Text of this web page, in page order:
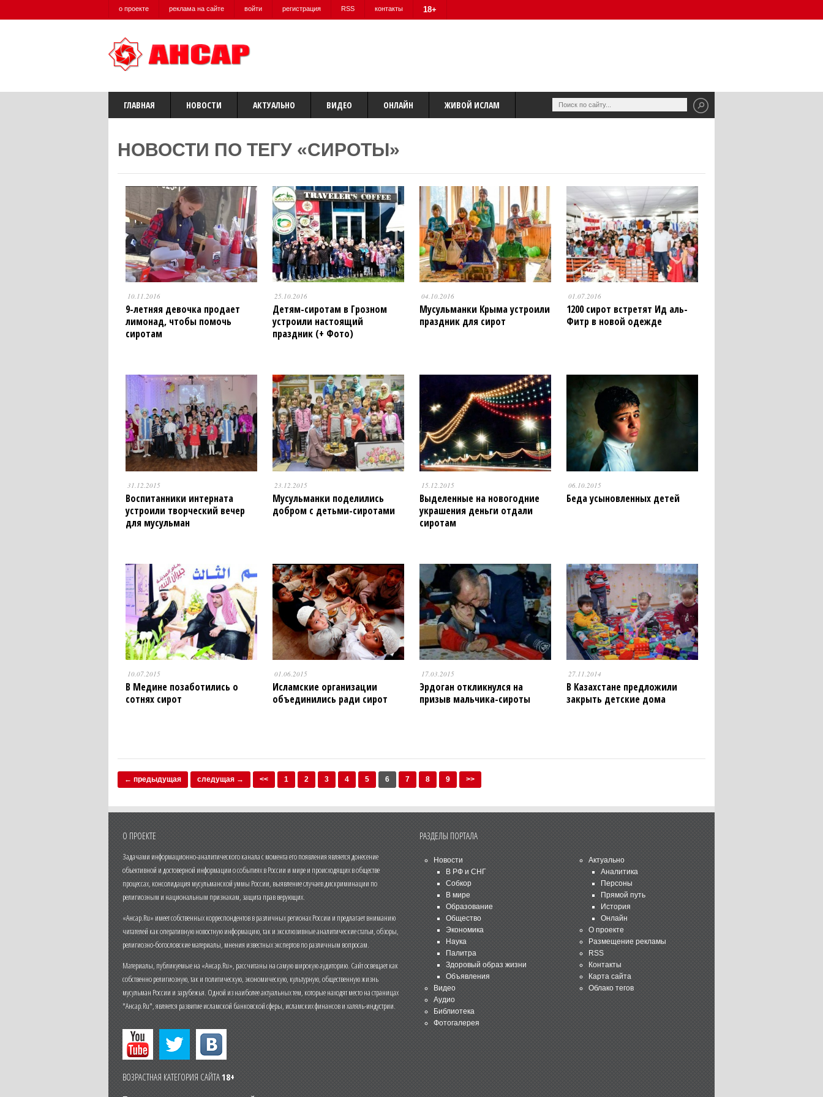
о проекте реклама на сайте войти регистрация RSS контакты 18+
ГЛАВНАЯ НОВОСТИ АКТУАЛЬНО ВИДЕО ОНЛАЙН ЖИВОЙ ИСЛАМ
НОВОСТИ ПО ТЕГУ «СИРОТЫ»
10.11.2016
9-летняя девочка продает
лимонад, чтобы помочь
сиротам
25.10.2016
Детям-сиротам в Грозном
устроили настоящий
праздник (+ Фото)
04.10.2016
Мусульманки Крыма устроили
праздник для сирот
01.07.2016
1200 сирот встретят Ид аль-
Фитр в новой одежде
31.12.2015
Воспитанники интерната
устроили творческий вечер
для мусульман
23.12.2015
Мусульманки поделились
добром с детьми-сиротами
15.12.2015
Выделенные на новогодние
украшения деньги отдали
сиротам
06.10.2015
Беда усыновленных детей
10.07.2015
В Медине позаботились о
сотнях сирот
01.06.2015
Исламские организации
объединились ради сирот
17.03.2015
Эрдоган откликнулся на
призыв мальчика-сироты
27.11.2014
В Казахстане предложили
закрыть детские дома
← предыдущая следущая → << 1 2 3 4 5 6 7 8 9 >>
О ПРОЕКТЕ
Задачами информационно-аналитического канала с момента его появления является донесение
объективной и достоверной информации о событиях в России и мире и происходящих в обществе
процессах, консолидация мусульманской уммы России, выявление случаев дискриминации по
религиозным и национальным признакам, защита прав верующих.
«Ансар.Ru» имеет собственных корреспондентов в различных регионах России и предлагает вниманию
читателей как оперативную новостную информацию, так и эксклюзивные аналитические статьи, обзоры,
религиозно-богословские материалы, мнения известных экспертов по различным вопросам.
Материалы, публикуемые на «Ансар.Ru», рассчитаны на самую широкую аудиторию. Сайт освещает как
собственно религиозную, так и политическую, экономическую, культурную, общественную жизнь
мусульман России и зарубежья. Одной из наиболее актуальных тем, которые находят место на страницах
"Ансар.Ru", является развитие исламской банковской сферы, исламских финансов и халяль-индустрии.
ВОЗРАСТНАЯ КАТЕГОРИЯ САЙТА18+
РАЗДЕЛЫ ПОРТАЛА
Новости
В РФ и СНГ
Собкор
В мире
Образование
Общество
Экономика
Наука
Палитра
Здоровый образ жизни
Объявления
Видео
Аудио
Библиотека
Фотогалерея
Актуально
Аналитика
Персоны
Прямой путь
История
Онлайн
О проекте
Размещение рекламы
RSS
Контакты
Карта сайта
Облако тегов